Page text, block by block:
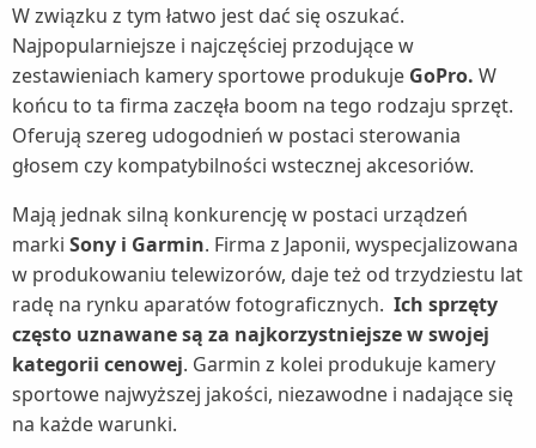
W związku z tym łatwo jest dać się oszukać.
Najpopularniejsze i najczęściej przodujące w
zestawieniach kamery sportowe produkuje GoPro. W
końcu to ta firma zaczęła boom na tego rodzaju sprzęt.
Oferują szereg udogodnień w postaci sterowania
głosem czy kompatybilności wstecznej akcesoriów.
Mają jednak silną konkurencję w postaci urządzeń
marki Sony i Garmin. Firma z Japonii, wyspecjalizowana
w produkowaniu telewizorów, daje też od trzydziestu lat
radę na rynku aparatów fotograficznych. Ich sprzęty
często uznawane są za najkorzystniejsze w swojej
kategorii cenowej. Garmin z kolei produkuje kamery
sportowe najwyższej jakości, niezawodne i nadające się
na każde warunki.